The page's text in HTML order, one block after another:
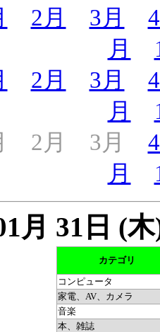
2月 3月
月
2月 3月
月
2月 3月
月
月 31日 (
カテゴリ
コンピュータ
家電、AV、カメラ
音楽
本、雑誌